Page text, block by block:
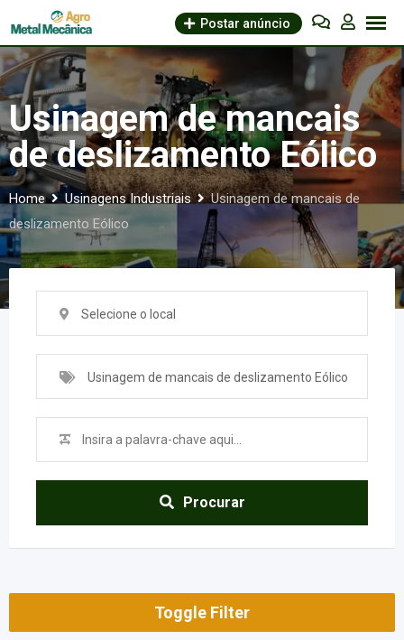
to
content
Postar anúncio
Usinagem de mancais
de deslizamento Eólico
Home Usinagens Industriais
Usinagem de mancais de
deslizamento Eólico
Selecione o local
Usinagem de mancais de deslizamento Eólico
Procurar
Toggle Filter